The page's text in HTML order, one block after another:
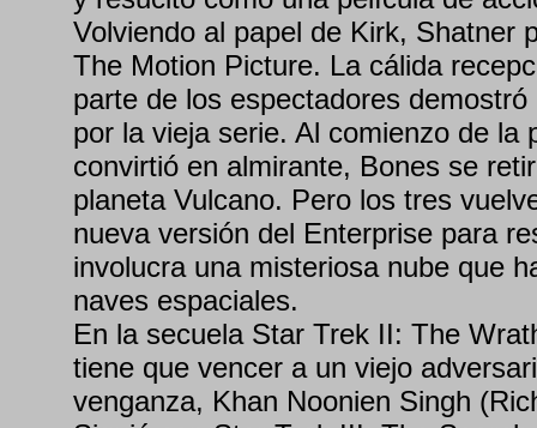
Volviendo al papel de Kirk, Shatner
The Motion Picture. La cálida
parte de los espectadores
por la vieja serie. Al comienzo de la
convirtió en almirante, Bones se
planeta Vulcano. Pero los tres
nueva versión del Enterprise para
involucra una misteriosa nube que
naves espaciales.
En la secuela Star Trek II: The
tiene que vencer a un viejo
venganza, Khan Noonien Singh